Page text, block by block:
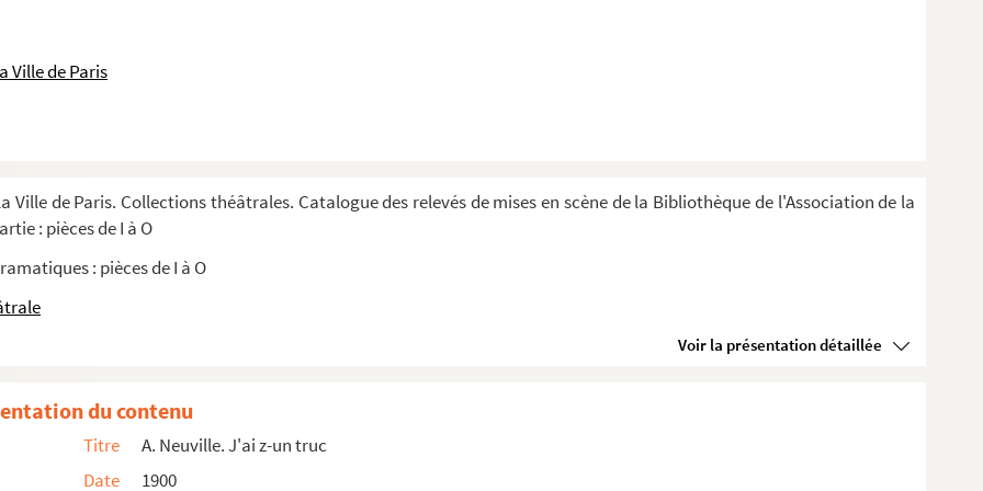
Ville de Paris
Ville de Paris. Collections théâtrales. Catalogue des relevés de mises en scène de la Bibliothèque de l'Association de la
: pièces de I à O
: pièces de I à O
Voir la présentation détaillée
1943
en 4 actes. 1841
du contenu
Titre
A. Neuville. J'ai z-un truc
Date
1900